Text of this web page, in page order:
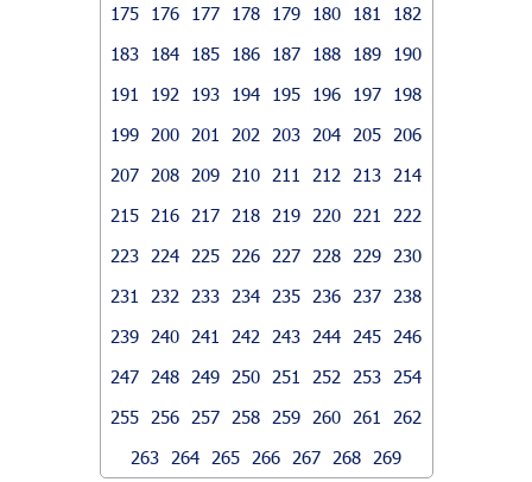
175
176 177 178 179 180 181
182
183
184 185 186 187 188 189
190
191
192 193 194 195 196 197
198
199
200 201 202 203 204 205
206
207
208 209 210 211 212 213
214
215
216 217 218 219 220 221
222
223
224 225 226 227 228 229
230
231
232 233 234 235 236 237
238
239
240 241 242 243 244 245
246
247
248 249 250 251 252 253
254
255
256 257 258 259 260 261
262
263
264 265 266 267 268 269